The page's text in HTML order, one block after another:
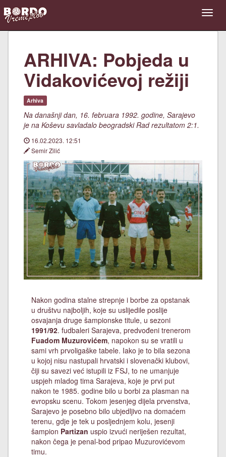
ARHIVA: Pobjeda u
Vidakovićevoj režiji
Arhiva
Na današnji dan, 16. februara 1992. godine, Sarajevo
je na Koševu savladalo beogradski Rad rezultatom 2:1.
16.02.2023. 12:51
Semir Zilić
Nakon godina stalne strepnje i borbe za opstanak
u društvu najboljih, koje su uslijedile poslije
osvajanja druge šampionske titule, u sezoni
1991/92. fudbaleri Sarajeva, predvođeni trenerom
Fuadom Muzurovićem, napokon su se vratili u
sami vrh prvoligaške tabele. Iako je to bila sezona
u kojoj nisu nastupali hrvatski i slovenački klubovi,
čiji su savezi već istupili iz FSJ, to ne umanjuje
uspjeh mladog tima Sarajeva, koje je prvi put
nakon te 1985. godine bilo u borbi za plasman na
evropsku scenu. Tokom jesenjeg dijela prvenstva,
Sarajevo je posebno bilo ubjedljivo na domaćem
terenu, gdje je tek u posljednjem kolu, jesenji
šampion Partizan uspio izvući neriješen rezultat,
nakon čega je penal-bod pripao Muzurovićevom
timu.